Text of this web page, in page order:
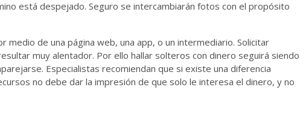
está despejado. Seguro se intercambiarán fotos con el propósito
de una página web, una app, o un intermediario. Solicitar
muy alentador. Por ello hallar solteros con dinero seguirá siendo
Especialistas recomiendan que si existe una diferencia
no debe dar la impresión de que solo le interesa el dinero, y no